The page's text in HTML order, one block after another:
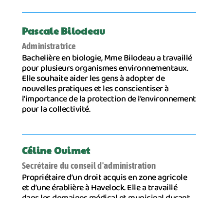
Pascale Bilodeau
Administratrice
Bachelière en biologie, Mme Bilodeau a travaillé
pour plusieurs organismes environnementaux.
Elle souhaite aider les gens à adopter de
nouvelles pratiques et les conscientiser à
l’importance de la protection de l’environnement
pour la collectivité.
Céline Ouimet
Secrétaire du conseil d'administration
Propriétaire d’un droit acquis en zone agricole
et d’une érablière à Havelock. Elle a travaillé